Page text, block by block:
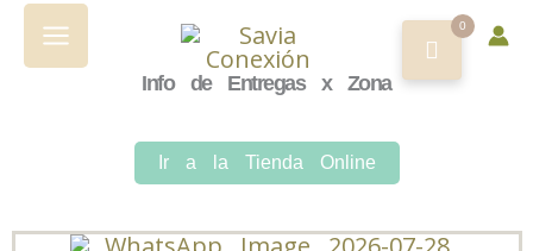
contenido
Info de Entregas x Zona
Ir a la Tienda Online
0